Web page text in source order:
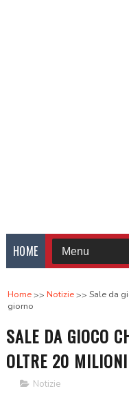
HOME
Home Notizie
Sale da
giorno
SALE DA GIOCO
OLTRE 20
Notizie